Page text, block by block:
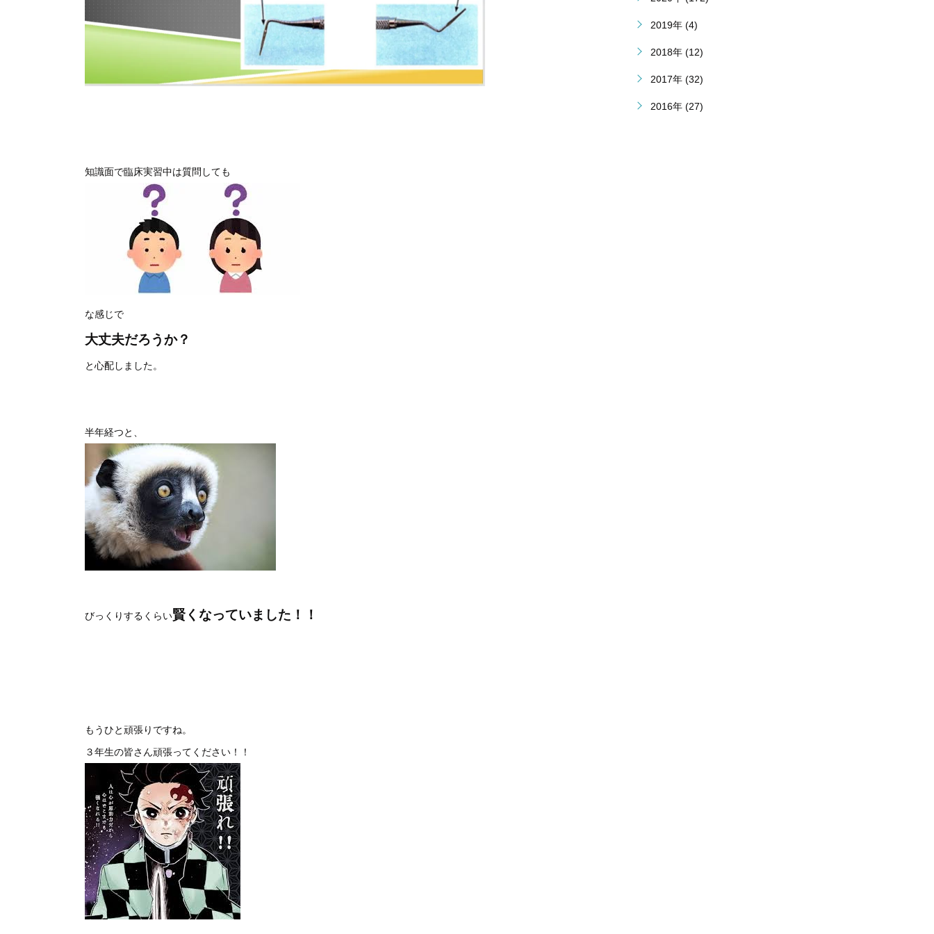
知識面で臨床実習中は質問しても
な感じで
大丈夫だろうか？
と心配しました。
半年経つと、
びっくりするくらい賢くなっていました！！
もうひと頑張りですね。
３年生の皆さん頑張ってください！！
2019年 (4)
2018年 (12)
2017年 (32)
2016年 (27)